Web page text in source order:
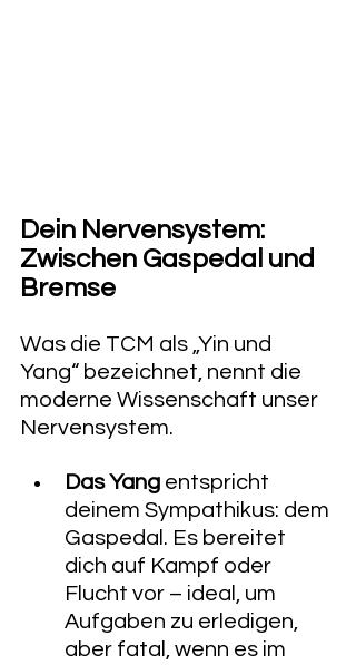
​Dein Nervensystem:
Zwischen Gaspedal und
Bremse
​Was die TCM als „Yin und
Yang“ bezeichnet, nennt die
moderne Wissenschaft unser
Nervensystem.
Das Yang entspricht
deinem Sympathikus: dem
Gaspedal. Es bereitet
dich auf Kampf oder
Flucht vor – ideal, um
Aufgaben zu erledigen,
aber fatal, wenn es im